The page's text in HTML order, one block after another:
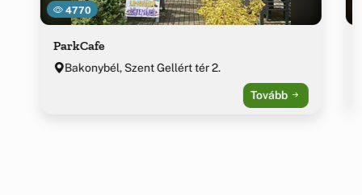
4770
ParkCafe
Bakonybél, Szent Gellért tér 2.
Tovább